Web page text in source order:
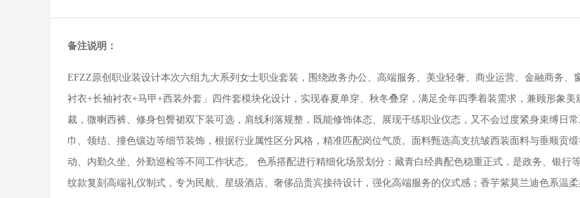
备注说明：
EFZZ原创职业装设计本次六组九大系列女士职业套装，围绕政务办公、高端服务、美业轻奢、商业运营、金融商务
衬衣+长袖衬衣+马甲+西装外套」四件套模块化设计，实现春夏单穿、秋冬叠穿，满足全年四季着装需求，兼顾形象
裁，微喇西裤、修身包臀裙双下装可选，肩线利落规整，既能修饰体态、展现干练职业仪态，又不会过度紧身束缚日
巾、领结、撞色镶边等细节装饰，根据行业属性区分风格，精准匹配岗位气质。面料甄选高支抗皱西装面料与垂顺贡
动、内勤久坐、外勤巡检等不同工作状态。 色系搭配进行精细化场景划分：藏青白经典配色稳重正式，是政务、银
纹款复刻高端礼仪制式，专为民航、星级酒店、奢侈品贵宾接待设计，强化高端服务的仪式感；香芋紫莫兰迪色系温